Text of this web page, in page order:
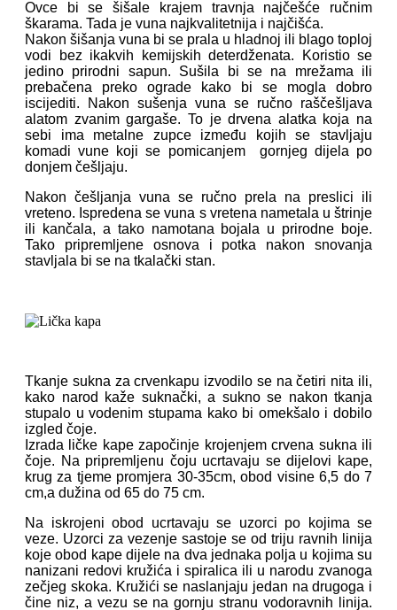
Ovce bi se šišale krajem travnja najčešće ručnim
škarama. Tada je vuna najkvalitetnija i najčišća.
Nakon šišanja vuna bi se prala u hladnoj ili blago toploj
vodi bez ikakvih kemijskih deterdženata. Koristio se
jedino prirodni sapun. Sušila bi se na mrežama ili
prebačena preko ograde kako bi se mogla dobro
iscijediti. Nakon sušenja vuna se ručno raščešljava
alatom zvanim gargaše. To je drvena alatka koja na
sebi ima metalne zupce između kojih se stavljaju
komadi vune koji se pomicanjem gornjeg dijela po
donjem češljaju.
Nakon češljanja vuna se ručno prela na preslici ili
vreteno. Ispredena se vuna s vretena nametala u štrinje
ili kančala, a tako namotana bojala u prirodne boje.
Tako pripremljene osnova i potka nakon snovanja
stavljala bi se na tkalački stan.
Tkanje sukna za crvenkapu izvodilo se na četiri nita ili,
kako narod kaže suknački, a sukno se nakon tkanja
stupalo u vodenim stupama kako bi omekšalo i dobilo
izgled čoje.
Izrada ličke kape započinje krojenjem crvena sukna ili
čoje. Na pripremljenu čoju ucrtavaju se dijelovi kape,
krug za tjeme promjera 30-35cm, obod visine 6,5 do 7
cm,a dužina od 65 do 75 cm.
Na iskrojeni obod ucrtavaju se uzorci po kojima se
veze. Uzorci za vezenje sastoje se od triju ravnih linija
koje obod kape dijele na dva jednaka polja u kojima su
nanizani redovi kružića i spiralica ili u narodu zvanoga
zečjeg skoka. Kružići se naslanjaju jedan na drugoga i
čine niz, a vezu se na gornju stranu vodoravnih linija.